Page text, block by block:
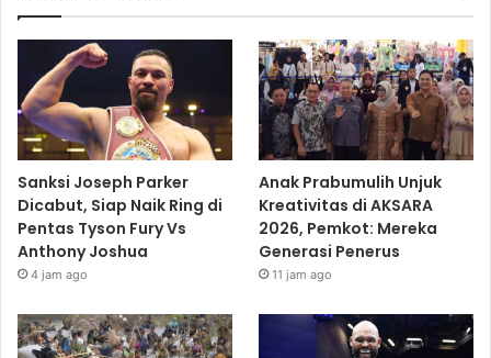
Sanksi Joseph Parker
Dicabut, Siap Naik Ring di
Pentas Tyson Fury Vs
Anthony Joshua
4 jam ago
Anak Prabumulih Unjuk
Kreativitas di AKSARA
2026, Pemkot: Mereka
Generasi Penerus
11 jam ago